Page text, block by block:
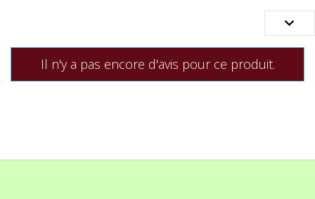

Il n'y a pas encore d'avis pour ce produit.